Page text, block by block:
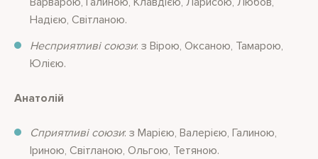
Надією, Світланою.
Несприятливі союзи: з Вірою, Оксаною, Тамарою,
Юлією.
Анатолій
Сприятливі союзи: з Марією, Валерією, Галиною,
Іриною, Світланою, Ольгою, Тетяною.